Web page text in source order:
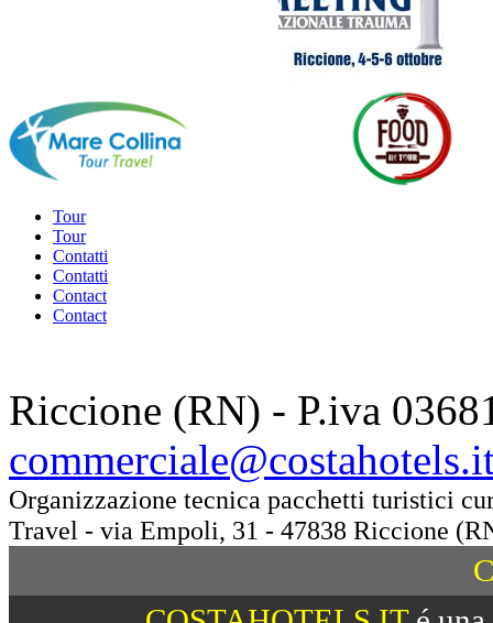
Tour
Tour
Contatti
Contatti
Contact
Contact
Riccione (RN) - P.iva
Organizzazione tecnica pacchetti turistici
Travel - via Empoli, 31 - 47838 Riccione